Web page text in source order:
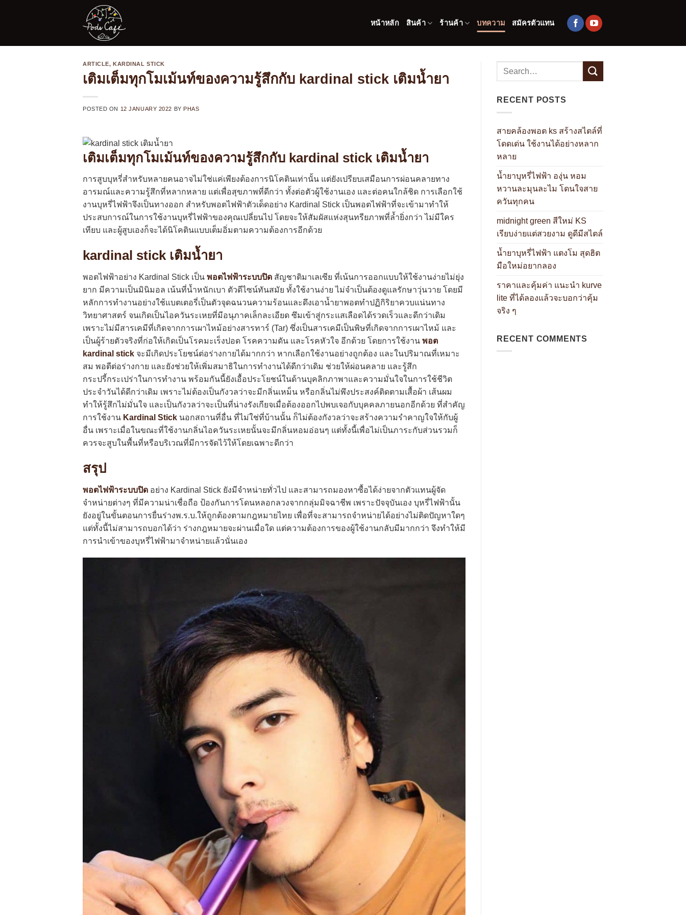
หน้าหลัก สินค้า ร้านค้า บทความ สมัครตัวแทน
ARTICLE,KARDINAL STICK
เติมเต็มทุกโมเม้นท์ของความรู้สึกกับ kardinal stick เติมน้ำยา
POSTED ON 12 JANUARY 2022 BY PHAS
เติมเต็มทุกโมเม้นท์ของความรู้สึกกับ kardinal stick เติมน้ำยา
การสูบบุหรี่สำหรับหลายคนอาจไม่ใช่แค่เพียงต้องการนิโคตินเท่านั้น แต่ยังเปรียบเสมือนการผ่อนคลายทาง
อารมณ์และความรู้สึกที่หลากหลาย แต่เพื่อสุขภาพที่ดีกว่า ทั้งต่อตัวผู้ใช้งานเอง และต่อคนใกล้ชิด การเลือกใช้
งานบุหรี่ไฟฟ้าจึงเป็นทางออก สำหรับพอตไฟฟ้าตัวเด็ดอย่าง Kardinal Stick เป็นพอตไฟฟ้าที่จะเข้ามาทำให้
ประสบการณ์ในการใช้งานบุหรี่ไฟฟ้าของคุณเปลี่ยนไป โดยจะให้สัมผัสแห่งสุนทรียภาพที่ล้ำยิ่งกว่า ไม่มีใคร
เทียบ และผู้สูบเองก็จะได้นิโคตินแบบเต็มอิ่มตามความต้องการอีกด้วย
kardinal stick เติมน้ำยา
พอตไฟฟ้าอย่าง Kardinal Stick เป็น พอตไฟฟ้าระบบปิด สัญชาติมาเลเซีย ที่เน้นการออกแบบให้ใช้งานง่ายไม่ยุ่ง
ยาก มีความเป็นมินิมอล เน้นที่น้ำหนักเบา ตัวดีไซน์ทันสมัย ทั้งใช้งานง่าย ไม่จำเป็นต้องดูแลรักษาวุ่นวาย โดยมี
หลักการทำงานอย่างใช้แบตเตอรี่เป็นตัวจุดฉนวนความร้อนและดึงเอาน้ำยาพอตทำปฏิกิริยาควบแน่นทาง
วิทยาศาสตร์ จนเกิดเป็นไอควันระเหยที่มีอนุภาคเล็กละเอียด ซึมเข้าสู่กระแสเลือดได้รวดเร็วและดีกว่าเดิม
เพราะไม่มีสารเคมีที่เกิดจากการเผาไหม้อย่างสารทาร์ (Tar) ซึ่งเป็นสารเคมีเป็นพิษที่เกิดจากการเผาไหม้ และ
เป็นผู้ร้ายตัวจริงที่ก่อให้เกิดเป็นโรคมะเร็งปอด โรคความดัน และโรคหัวใจ อีกด้วย โดยการใช้งาน พอต
kardinal stick จะมีเกิดประโยชน์ต่อร่างกายได้มากกว่า หากเลือกใช้งานอย่างถูกต้อง และในปริมาณที่เหมาะ
สม พอตีต่อร่างกาย และยังช่วยให้เพิ่มสมาธิในการทำงานได้ดีกว่าเดิม ช่วยให้ผ่อนคลาย และรู้สึก
กระปรี้กระเปร่าในการทำงาน พร้อมกันนี้ยังเอื้อประโยชน์ในด้านบุคลิกภาพาและความมั่นใจในการใช้ชีวิต
ประจำวันได้ดีกว่าเดิม เพราะไม่ต้องเป็นกังวลว่าจะมีกลิ่นเหม็น หรือกลิ่นไม่พึงประสงค์ติดตามเสื้อผ้า เส้นผม
ทำให้รู้สึกไม่มั่นใจ และเป็นกังวลว่าจะเป็นที่น่างรังเกียจเมื่อต้องออกไปพบเจอกับบุคคลภายนอกอีกด้วย ที่สำคัญ
การใช้งาน Kardinal Stick นอกสถานที่อื่น ที่ไม่ใช่ที่บ้านนั้น ก็ไม่ต้องกังวลว่าจะสร้างความรำคาญใจให้กับผู้
อื่น เพราะเมื่อในขณะที่ใช้งานกลิ่นไอควันระเหยนั้นจะมีกลิ่นหอมอ่อนๆ แต่ทั้งนี้เพื่อไม่เป็นภาระกับส่วนรวมก็
ควรจะสูบในพื้นที่หรือบริเวณที่มีการจัดไว้ให้โดยเฉพาะดีกว่า
สรุป
พอตไฟฟ้าระบบปิด อย่าง Kardinal Stick ยังมีจำหน่ายทั่วไป และสามารถมองหาซื้อได้ง่ายจากตัวแทนผู้จัด
จำหน่ายต่างๆ ที่มีความน่าเชื่อถือ ป้องกันการโดนหลอกลวงจากกลุ่มมิจฉาชีพ เพราะปัจจุบันเอง บุหรี่ไฟฟ้านั้น
ยังอยู่ในขั้นตอนการยื่นร่างพ.ร.บ.ให้ถูกต้องตามกฎหมายไทย เพื่อที่จะสามารถจำหน่ายได้อย่างไม่ติดปัญหาใดๆ
แต่ทั้งนี้ไม่สามารถบอกได้ว่า ร่างกฎหมายจะผ่านเมื่อใด แต่ความต้องการของผู้ใช้งานกลับมีมากกว่า จึงทำให้มี
การนำเข้าของบุหรี่ไฟฟ้ามาจำหน่ายแล้วนั่นเอง
RECENT POSTS
สายคล้องพอต ks สร้างสไตล์ที่
โดดเด่น ใช้งานได้อย่างหลาก
หลาย
น้ำยาบุหรี่ไฟฟ้า องุ่น หอม
หวานละมุนละไม โดนใจสาย
ควันทุกคน
midnight green สีใหม่ KS
เรียบง่ายแต่สวยงาม ดูดีมีสไตล์
น้ำยาบุหรี่ไฟฟ้า แตงโม สุดฮิต
มือใหม่อยากลอง
ราคาและคุ้มค่า แนะนำ kurve
lite ที่ได้ลองแล้วจะบอกว่าคุ้ม
จริง ๆ
RECENT COMMENTS